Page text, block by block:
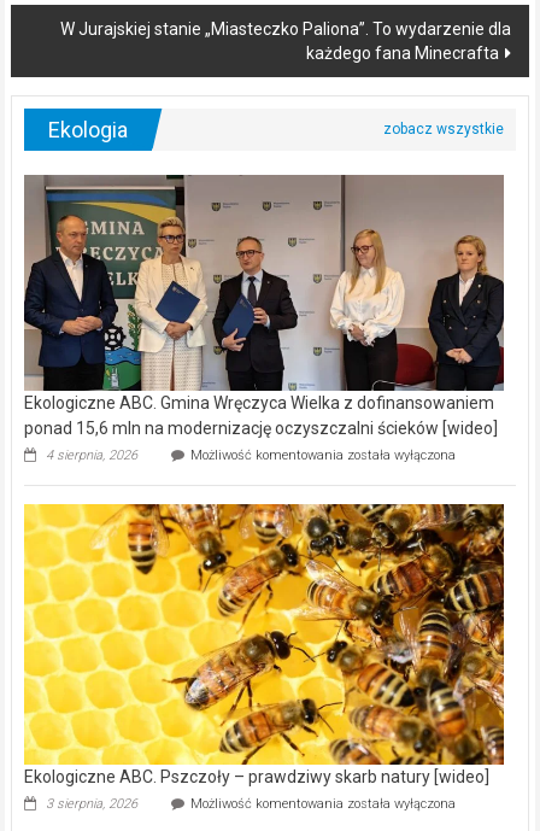
W Jurajskiej stanie „Miasteczko Paliona”. To wydarzenie dla
każdego fana Minecrafta
Ekologia
Ekologiczne ABC. Gmina Wręczyca Wielka z dofinansowaniem
ponad 15,6 mln na modernizację oczyszczalni ścieków [wideo]
4 sierpnia, 2026 Możliwość komentowania Ekologiczne
Wręczyca
Wielka
z
dofinansowaniem
ponad
15,6
mln
na
modernizację
oczyszczalni
ścieków
[wideo]
została wyłączona
Ekologiczne ABC. Pszczoły – prawdziwy skarb natury [wideo]
3 sierpnia, 2026 Możliwość komentowania Ekologiczne
została wyłączona